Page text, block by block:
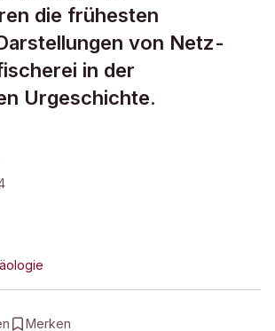
die frühesten
von Netz-
in der
Urgeschichte.
Merken